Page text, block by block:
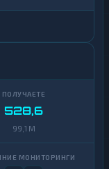
528,6
99,1 M